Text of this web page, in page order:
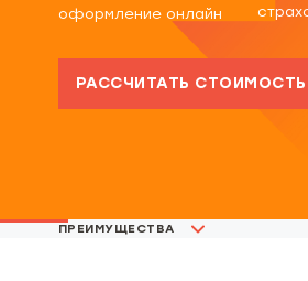
оформление онлайн
РАССЧИТАТЬ СТОИМОСТЬ
ПРЕИМУЩЕСТВА